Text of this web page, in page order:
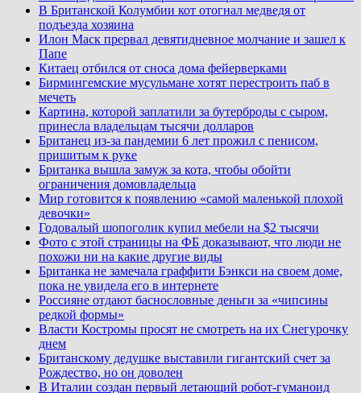
В Британской Колумбии кот отогнал медведя от
подъезда хозяина
Илон Маск прервал девятидневное молчание и зашел к
Папе
Китаец отбился от сноса дома фейерверками
Бирмингемские мусульмане хотят перестроить паб в
мечеть
Картина, которой заплатили за бутерброды с сыром,
принесла владельцам тысячи долларов
Британец из-за пандемии 6 лет прожил с пенисом,
пришитым к руке
Британка вышла замуж за кота, чтобы обойти
ограничения домовладельца
Мир готовится к появлению «самой маленькой плохой
девочки»
Годовалый шопоголик купил мебели на $2 тысячи
Фото с этой страницы на ФБ доказывают, что люди не
похожи ни на какие другие виды
Британка не замечала граффити Бэнкси на своем доме,
пока не увидела его в интернете
Россияне отдают баснословные деньги за «чипсины
редкой формы»
Власти Костромы просят не смотреть на их Снегурочку
днем
Британскому дедушке выставили гигантский счет за
Рождество, но он доволен
В Италии создан первый летающий робот-гуманоид